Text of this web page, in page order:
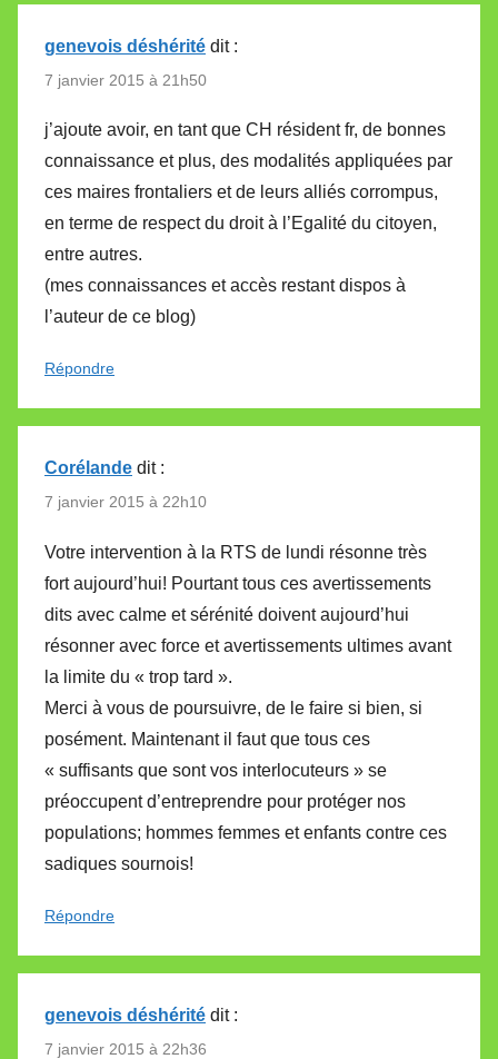
genevois déshérité dit :
7 janvier 2015 à 21h50
j’ajoute avoir, en tant que CH résident fr, de bonnes
connaissance et plus, des modalités appliquées par
ces maires frontaliers et de leurs alliés corrompus,
en terme de respect du droit à l’Egalité du citoyen,
entre autres.
(mes connaissances et accès restant dispos à
l’auteur de ce blog)
Répondre
Corélande dit :
7 janvier 2015 à 22h10
Votre intervention à la RTS de lundi résonne très
fort aujourd’hui! Pourtant tous ces avertissements
dits avec calme et sérénité doivent aujourd’hui
résonner avec force et avertissements ultimes avant
la limite du « trop tard ».
Merci à vous de poursuivre, de le faire si bien, si
posément. Maintenant il faut que tous ces
« suffisants que sont vos interlocuteurs » se
préoccupent d’entreprendre pour protéger nos
populations; hommes femmes et enfants contre ces
sadiques sournois!
Répondre
genevois déshérité dit :
7 janvier 2015 à 22h36